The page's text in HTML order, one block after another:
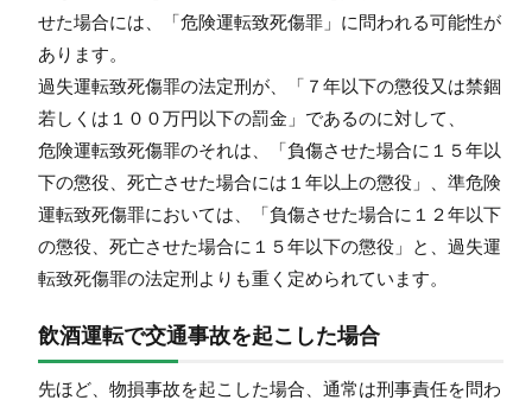
せた場合には、「危険運転致死傷罪」に問われる可能性が
あります。
過失運転致死傷罪の法定刑が、「７年以下の懲役又は禁錮
若しくは１００万円以下の罰金」であるのに対して、
危険運転致死傷罪のそれは、「負傷させた場合に１５年以
下の懲役、死亡させた場合には１年以上の懲役」、準危険
運転致死傷罪においては、「負傷させた場合に１２年以下
の懲役、死亡させた場合に１５年以下の懲役」と、過失運
転致死傷罪の法定刑よりも重く定められています。
飲酒運転で交通事故を起こした場合
先ほど、物損事故を起こした場合、通常は刑事責任を問わ